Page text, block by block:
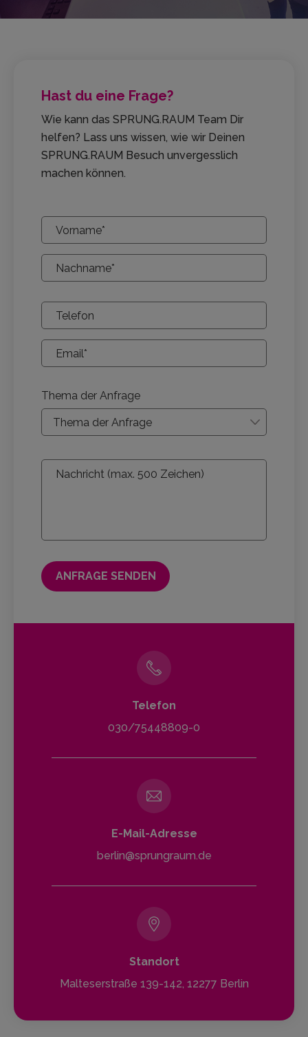
Hast du eine Frage?
Wie kann das SPRUNG.RAUM Team Dir
helfen? Lass uns wissen, wie wir Deinen
SPRUNG.RAUM Besuch unvergesslich
machen können.
Thema der Anfrage
Telefon
030/75448809-0
E-Mail-Adresse
berlin@sprungraum.de
Standort
Malteserstraße 139-142, 12277 Berlin